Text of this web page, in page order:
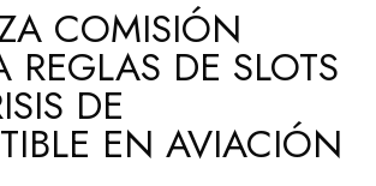
COMISIÓN
REGLAS DE SLOTS
DE
EN AVIACIÓN